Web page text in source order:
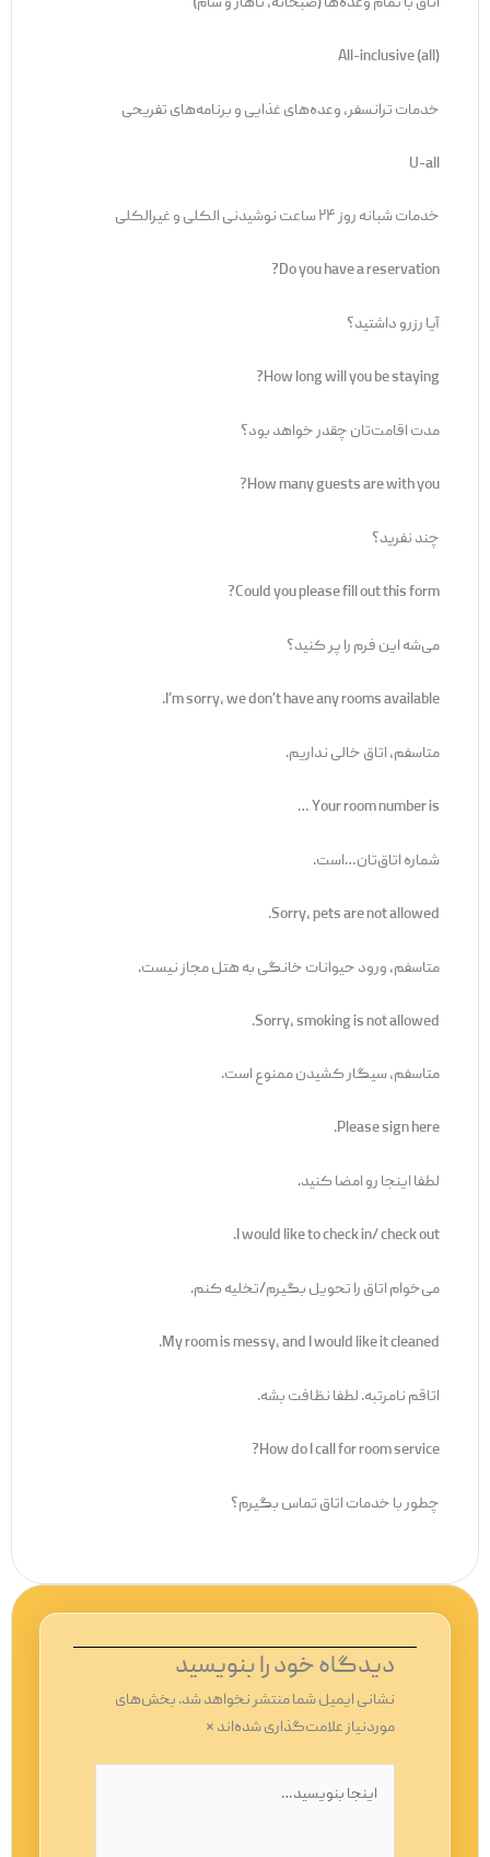
All-inclusive (all)
خدمات ترانسفر، وعده‌های غذایی و برنامه‌های تفریحی
U-all
خدمات شبانه روز ۲۴ ساعت نوشیدنی الکلی و غیرالکلی
Do you have a reservation?
آیا رزرو داشتید؟
How long will you be staying?
مدت اقامت‌تان چقدر خواهد بود؟
How many guests are with you?
چند نفرید؟
Could you please fill out this form?
می‌شه این فرم را پر کنید؟
I’m sorry, we don’t have any rooms available.
متاسفم، اتاق خالی نداریم.
Your room number is …
شماره اتاق‌تان…است.
Sorry, pets are not allowed.
متاسفم، ورود حیوانات خانگی به هتل مجاز نیست.
Sorry, smoking is not allowed.
متاسفم، سیگار کشیدن ممنوع است.
Please sign here.
لطفا اینجا رو امضا کنید.
I would like to check in/ check out.
می‌خوام اتاق را تحویل بگیرم/تخلیه کنم.
My room is messy, and I would like it cleaned.
اتاقم نامرتبه. لطفا نظافت بشه.
How do I call for room service?
چطور با خدمات اتاق تماس بگیرم؟
دیدگاه‌ خود را بنویسید
نشانی ایمیل شما منتشر نخواهد شد.بخش‌های
موردنیاز علامت‌گذاری شده‌اند*
بنویسید…